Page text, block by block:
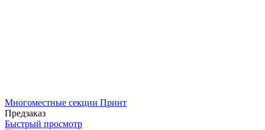
Многоместные секции Принт
Предзаказ
Быстрый просмотр